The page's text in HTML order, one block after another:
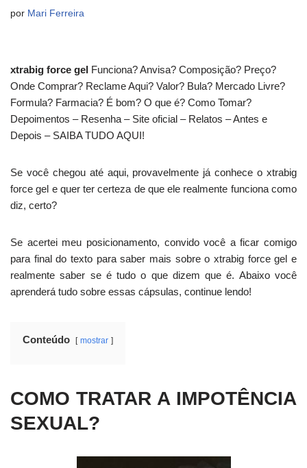
por Mari Ferreira
xtrabig force gel Funciona? Anvisa? Composição? Preço?
Onde Comprar? Reclame Aqui? Valor? Bula? Mercado Livre?
Formula? Farmacia? É bom? O que é? Como Tomar?
Depoimentos – Resenha – Site oficial – Relatos – Antes e
Depois – SAIBA TUDO AQUI!
Se você chegou até aqui, provavelmente já conhece o xtrabig
force gel e quer ter certeza de que ele realmente funciona como
diz, certo?
Se acertei meu posicionamento, convido você a ficar comigo
para final do texto para saber mais sobre o xtrabig force gel e
realmente saber se é tudo o que dizem que é. Abaixo você
aprenderá tudo sobre essas cápsulas, continue lendo!
Conteúdo mostrar
COMO TRATAR A IMPOTÊNCIA
SEXUAL?